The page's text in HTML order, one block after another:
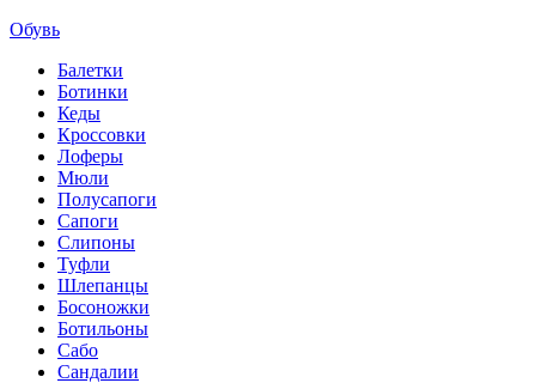
Обувь
Балетки
Ботинки
Кеды
Кроссовки
Лоферы
Мюли
Полусапоги
Сапоги
Слипоны
Туфли
Шлепанцы
Босоножки
Ботильоны
Сабо
Сандалии